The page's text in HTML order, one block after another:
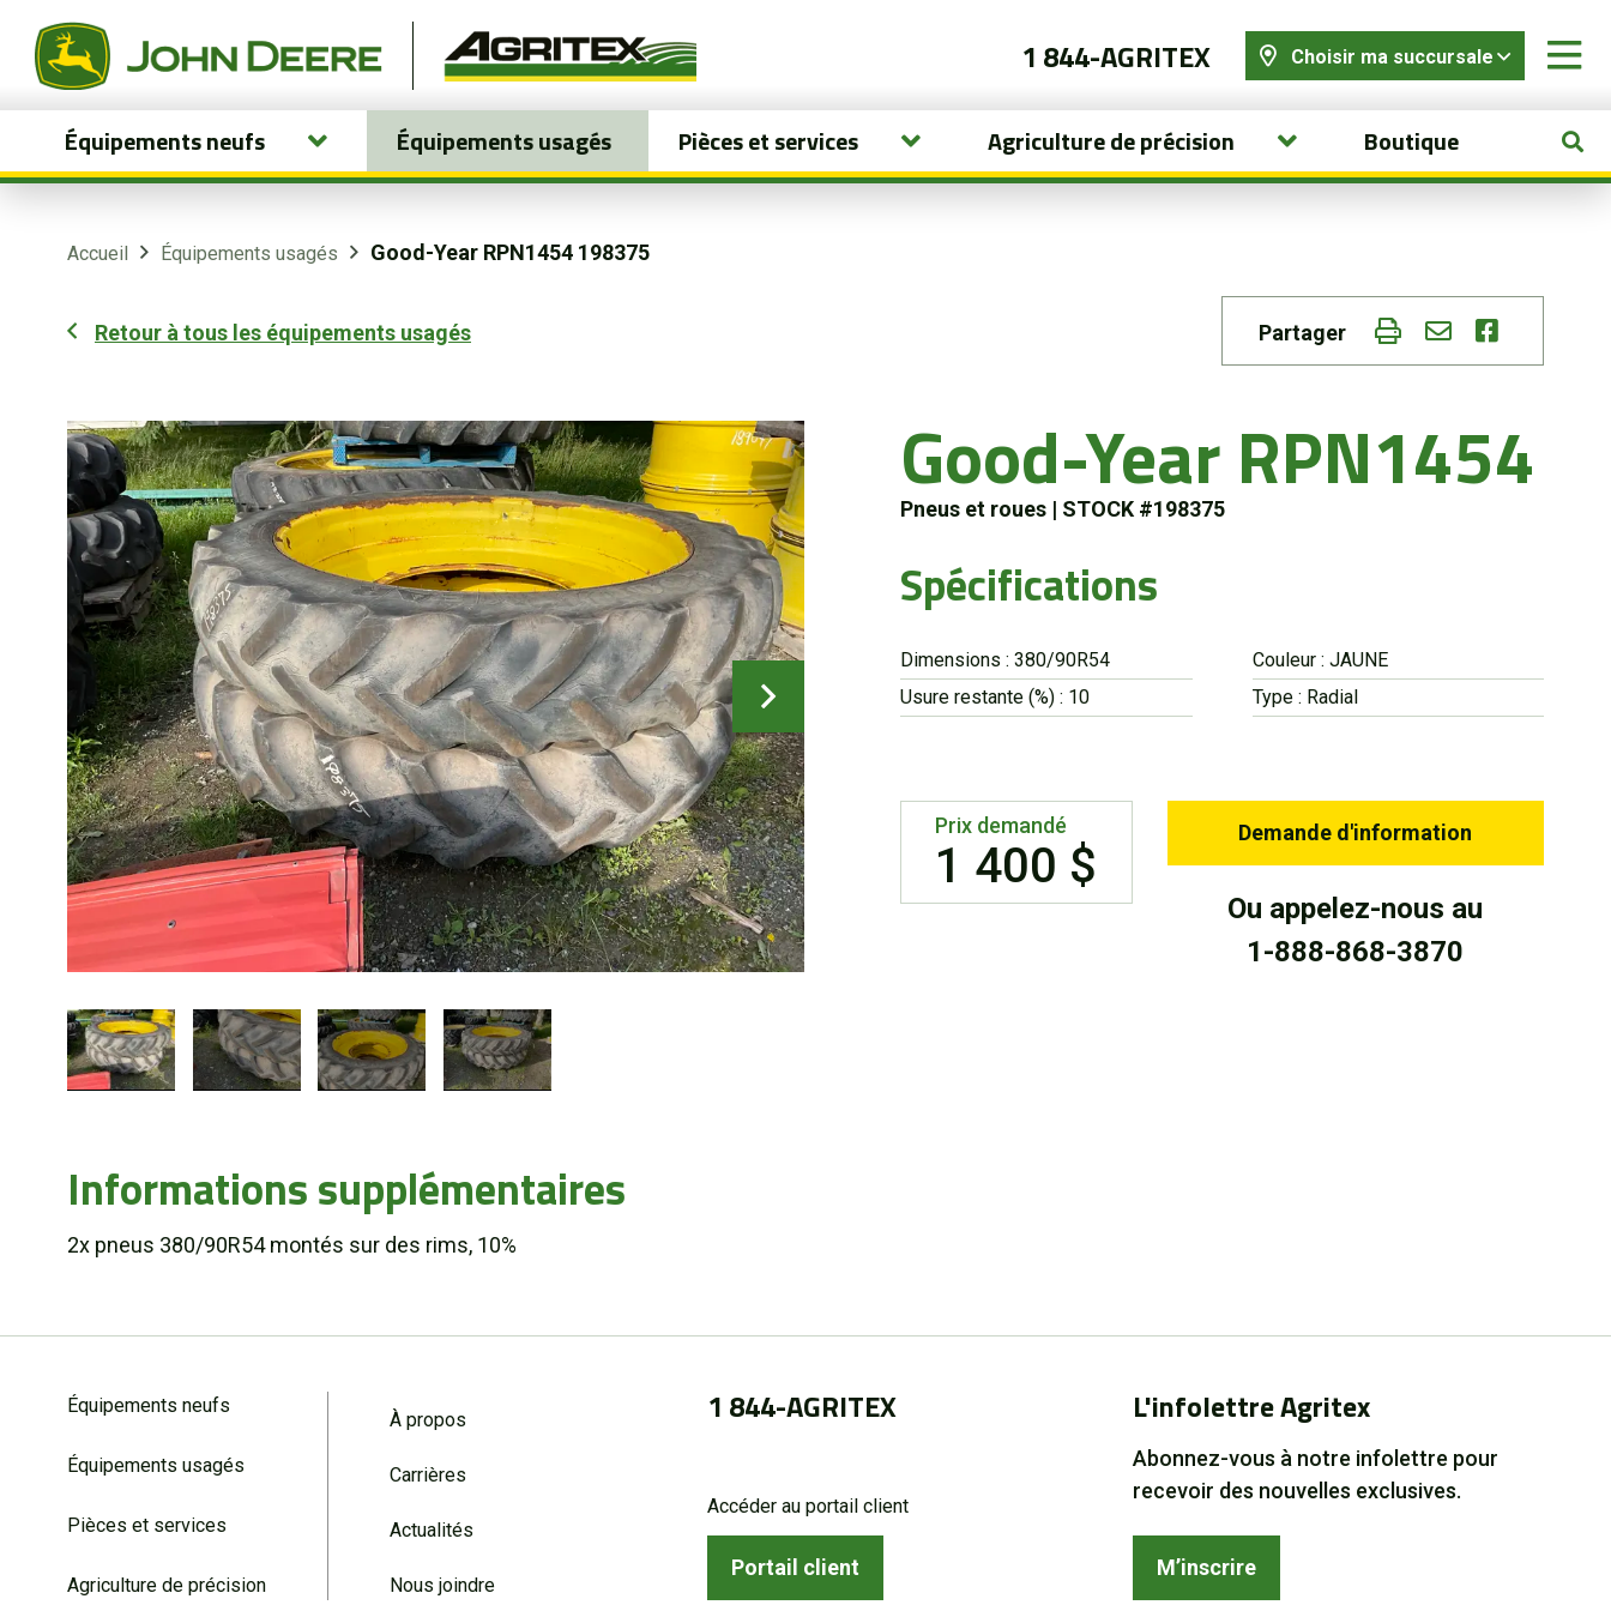
1 844-AGRITEX Choisir ma succursale
Équipements neufs Équipements usagés Pièces et services Agriculture de précision Boutique
Accueil Équipements usagés Good-Year RPN1454 198375
Retour à tous les équipements usagés Partager
Good-Year RPN1454
Pneus et roues | STOCK #198375
Spécifications
Dimensions : 380/90R54
Usure restante (%) : 10
Couleur : JAUNE
Type : Radial
Prix demandé
1 400 $
Demande d'information
Ou appelez-nous au
1-888-868-3870
Informations supplémentaires
2x pneus 380/90R54 montés sur des rims, 10%
Équipements neufs
Équipements usagés
Pièces et services
Agriculture de précision
À propos
Carrières
Actualités
Nous joindre
1 844-AGRITEX
Accéder au portail client
Portail client
L'infolettre Agritex
Abonnez-vous à notre infolettre pour
recevoir des nouvelles exclusives.
M’inscrire
Équipements neufs
Équipements usagés
Boutique
Portail client
À propos
Promotions
Carrières
Actualités
Nous joindre